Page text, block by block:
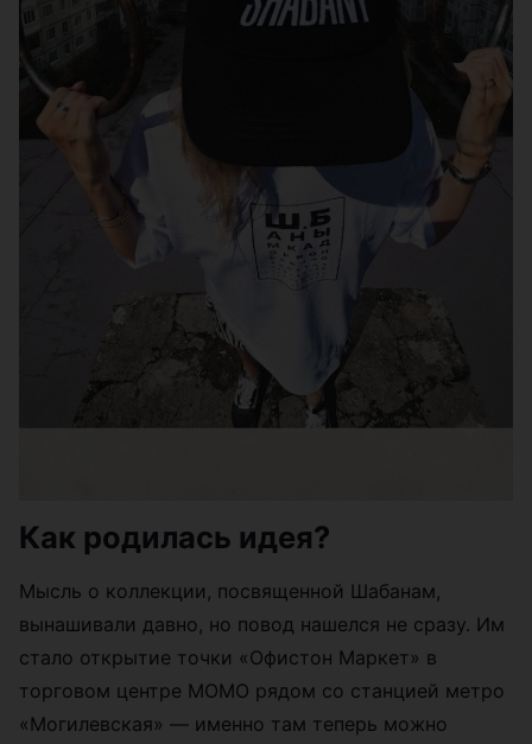
Как родилась идея?
Мысль о коллекции, посвященной Шабанам,
вынашивали давно, но повод нашелся не сразу. Им
стало открытие точки «Офистон Маркет» в
торговом центре МОМО рядом со станцией метро
«Могилевская» — именно там теперь можно